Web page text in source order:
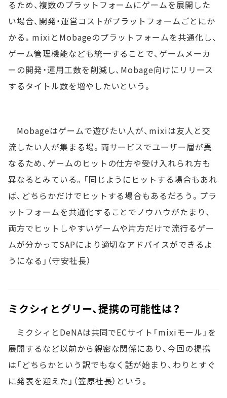
るため、複数のプラットフォームにゲームを展開した
い場合、開発・運営コストがプラットフォームごとにか
かる。mixiとMobageのプラットフォームを共通化し、
ゲーム管理機能なども統一することで、ゲームメーカ
ーの開発・運用工数を削減し、Mobage向けにリリース
するタイトル数を増やしたいという。
Mobageはゲームで遊びたい人が、mixiは友人と交
流したい人が集まる場。両サービスでユーザー層が異
なるため、ゲームのヒットの仕方や受け入れられ方も
異なるとみている。「同じようにヒットする場合もあれ
ば、どちらかだけでヒットする場合もあるだろう。プラ
ットフォームを共通化することでノウハウがたまり、
両方でヒットしやすいゲームや片方だけで流行るゲー
ムが分かってSAPにより適切なアドバイスができるよ
うになる」（守安社長）
ミクシィとグリー、提携の可能性は？
ミクシィとDeNAは共同でECサイト「mixiモール」を
展開するなど以前から親密な関係にあり、今回の提携
は「どちらかという訳でもなく話が始まり、わりとすぐ
に発表を迎えた」（笠原社長）という。